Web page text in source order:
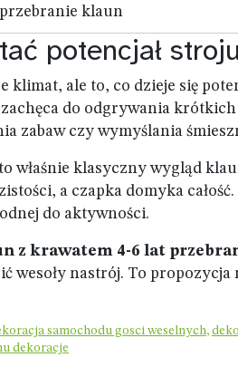
przebranie klaun
potencjał
klimat, ale to, co dzieje się
do odgrywania
zabaw czy wymyślania
właśnie klasyczny wygląd
a czapka domyka
do aktywności.
z krawatem 4-6 lat
wesoły nastrój. To
samochodu gosci weselnych,
dekoracje